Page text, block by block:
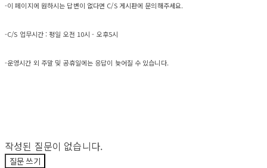
-이 페이지에 원하시는 답변이 없다면 C/S 게시판에 문의해주세요.
-C/S 업무시간 : 평일 오전 10시 - 오후5시
-운영시간 외 주말 및 공휴일에는 응답이 늦어질 수 있습니다.
작성된 질문이 없습니다.
질문 쓰기